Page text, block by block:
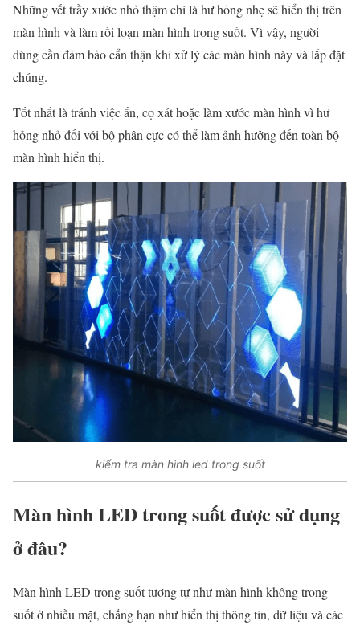
Những vết trầy xước nhỏ thậm chí là hư hỏng nhẹ sẽ hiển thị trên
màn hình và làm rối loạn màn hình trong suốt. Vì vậy, người
dùng cần đảm bảo cẩn thận khi xử lý các màn hình này và lắp đặt
chúng.
Tốt nhất là tránh việc ấn, cọ xát hoặc làm xước màn hình vì hư
hỏng nhỏ đối với bộ phân cực có thể làm ảnh hưởng đến toàn bộ
màn hình hiển thị.
kiểm tra màn hình led trong suốt
Màn hình LED trong suốt được sử dụng
ở đâu?
Màn hình LED trong suốt tương tự như màn hình không trong
suốt ở nhiều mặt, chẳng hạn như hiển thị thông tin, dữ liệu và các